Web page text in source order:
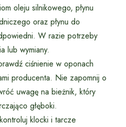
oleju silnikowego, płynu
oraz płynu do
W razie potrzeby
lub wymiany.
ciśnienie w oponach
producenta. Nie zapomnij o
uwagę na bieżnik, który
głęboki.
klocki i tarcze